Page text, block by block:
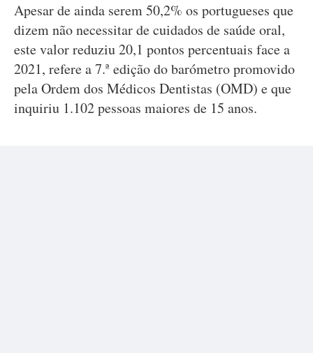
Apesar de ainda serem 50,2% os portugueses que
dizem não necessitar de cuidados de saúde oral,
este valor reduziu 20,1 pontos percentuais face a
2021, refere a 7.ª edição do barómetro promovido
pela Ordem dos Médicos Dentistas (OMD) e que
inquiriu 1.102 pessoas maiores de 15 anos.